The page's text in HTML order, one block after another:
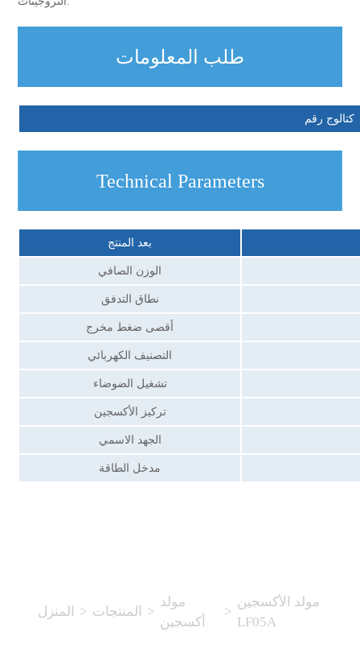
طلب المعلومات
كتالوج رقم
Technical Parameters
بعد المنتج
الوزن الصافي
نطاق التدفق
أقصى ضغط مخرج
التصنيف الكهربائي
تشغيل الضوضاء
تركيز الأكسجين
الجهد الاسمي
مدخل الطاقة
المنزل > المنتجات >
مولد
أكسجين
>
مولد الأكسجين
LF05A